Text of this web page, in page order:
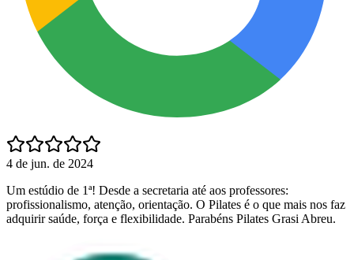
4 de jun. de 2024
Um estúdio de 1ª! Desde a secretaria até aos professores:
profissionalismo, atenção, orientação. O Pilates é o que mais nos faz
adquirir saúde, força e flexibilidade. Parabéns Pilates Grasi Abreu.